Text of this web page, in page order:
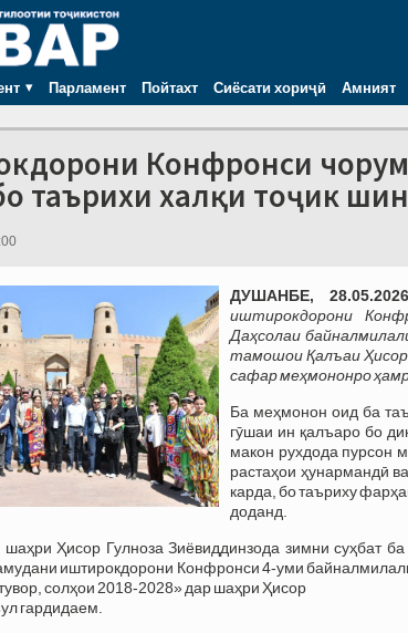
Парламент Пойтахт Сиёсати хориҷӣ Амният
Конфронси
таърихи халқи тоҷик
ДУШАНБЕ,
иштирокдорони
Даҳсолаи
тамошои Қалъаи Ҳисор
сафар меҳмононро
Ба меҳмонон оид ба
гӯшаи ин қалъаро бо
макон рухдода пурсон
растаҳои ҳунармандӣ
карда, бо таъриху
доданд.
Ҳисор Гулноза Зиёвиддинзода зимни суҳбат
иштирокдорони Конфронси 4-уми
солҳои 2018-2028» дар шаҳри Ҳисор
гардидаем.